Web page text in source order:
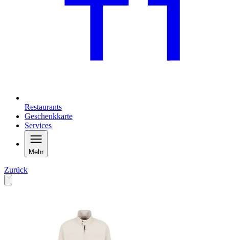
Restaurants
Geschenkkarte
Services
Mehr
Zurück